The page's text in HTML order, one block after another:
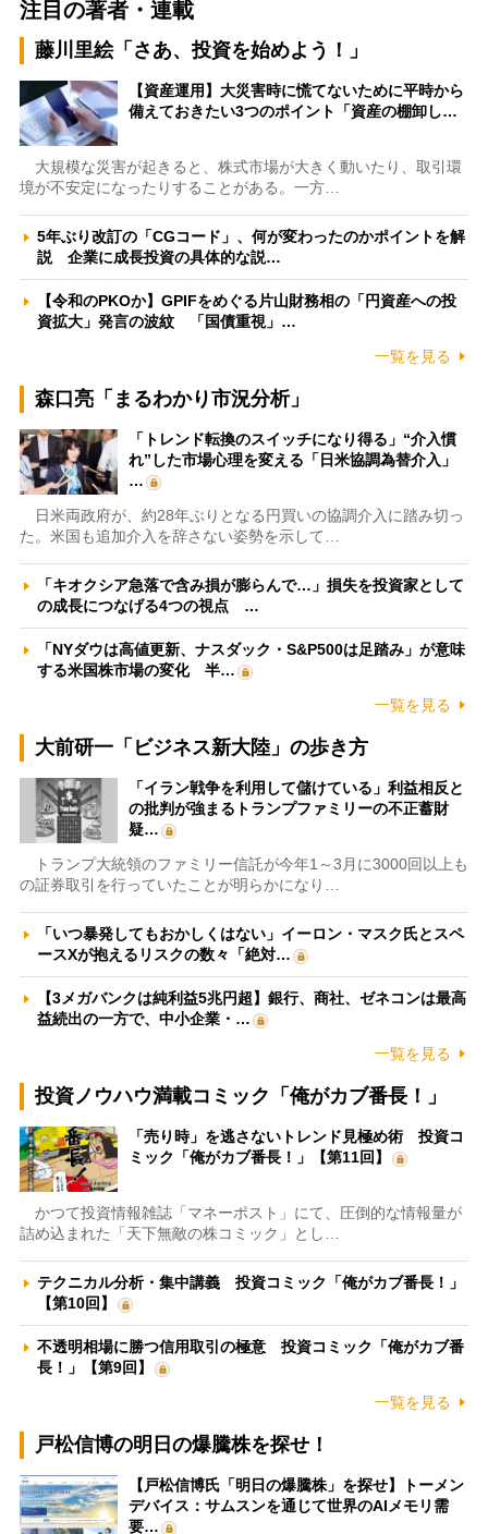
注目の著者・連載
藤川里絵「さあ、投資を始めよう！」
【資産運用】大災害時に慌てないために平時から
備えておきたい3つのポイント「資産の棚卸し…
大規模な災害が起きると、株式市場が大きく動いたり、取引環
境が不安定になったりすることがある。一方…
5年ぶり改訂の「CGコード」、何が変わったのかポイントを解
説 企業に成長投資の具体的な説…
【令和のPKOか】GPIFをめぐる片山財務相の「円資産への投
資拡大」発言の波紋 「国債重視」…
一覧を見る
森口亮「まるわかり市況分析」
「トレンド転換のスイッチになり得る」“介入慣
れ”した市場心理を変える「日米協調為替介入」
…
日米両政府が、約28年ぶりとなる円買いの協調介入に踏み切っ
た。米国も追加介入を辞さない姿勢を示して…
「キオクシア急落で含み損が膨らんで…」損失を投資家として
の成長につなげる4つの視点 …
「NYダウは高値更新、ナスダック・S&P500は足踏み」が意味
する米国株市場の変化 半…
一覧を見る
大前研一「ビジネス新大陸」の歩き方
「イラン戦争を利用して儲けている」利益相反と
の批判が強まるトランプファミリーの不正蓄財
疑…
トランプ大統領のファミリー信託が今年1～3月に3000回以上も
の証券取引を行っていたことが明らかになり…
「いつ暴発してもおかしくはない」イーロン・マスク氏とスペ
ースXが抱えるリスクの数々「絶対…
【3メガバンクは純利益5兆円超】銀行、商社、ゼネコンは最高
益続出の一方で、中小企業・…
一覧を見る
投資ノウハウ満載コミック「俺がカブ番長！」
「売り時」を逃さないトレンド見極め術 投資コ
ミック「俺がカブ番長！」【第11回】
かつて投資情報雑誌「マネーポスト」にて、圧倒的な情報量が
詰め込まれた「天下無敵の株コミック」とし…
テクニカル分析・集中講義 投資コミック「俺がカブ番長！」
【第10回】
不透明相場に勝つ信用取引の極意 投資コミック「俺がカブ番
長！」【第9回】
一覧を見る
戸松信博の明日の爆騰株を探せ！
【戸松信博氏「明日の爆騰株」を探せ】トーメン
デバイス：サムスンを通じて世界のAIメモリ需
要…